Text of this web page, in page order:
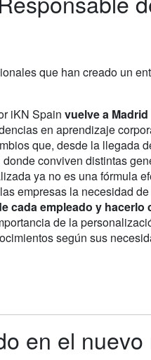
que han creado un
iKN Spain vuelve a
en aprendizaje
que, desde la llegada
conviven distintas
ya no es una fórmula
empresas la necesidad de
cada empleado y hacerlo
de la
según sus
en el